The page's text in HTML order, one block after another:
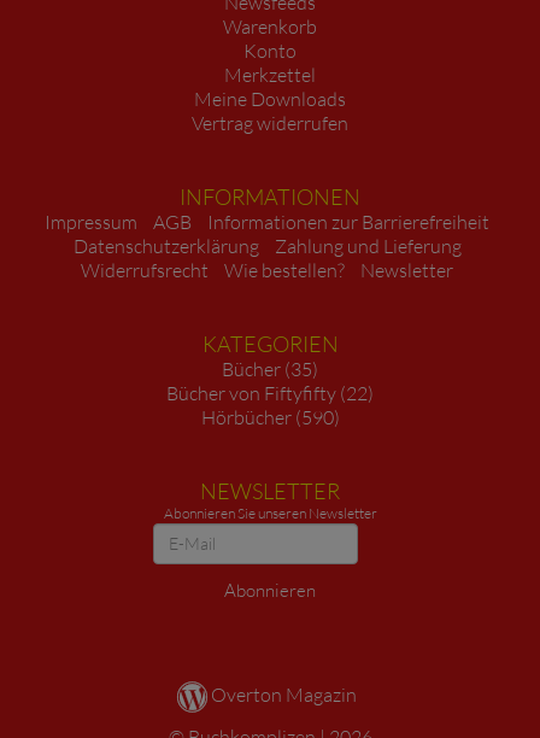
Warenkorb
Konto
Merkzettel
Meine Downloads
Vertrag widerrufen
INFORMATIONEN
Impressum AGB
Informationen zur Barrierefreiheit
Datenschutzerklärung
Zahlung und Lieferung
Widerrufsrecht
Wie bestellen? Newsletter
KATEGORIEN
Bücher (35)
Bücher von Fiftyfifty (22)
Hörbücher (590)
NEWSLETTER
Abonnieren Sie unseren Newsletter
Newsletter
Abonnieren
Overton Magazin